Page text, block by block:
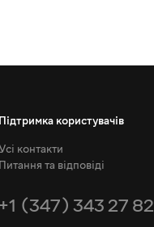
Підтримка користувачів
контакти
Питання та відповіді
+1 (347) 343 27 82